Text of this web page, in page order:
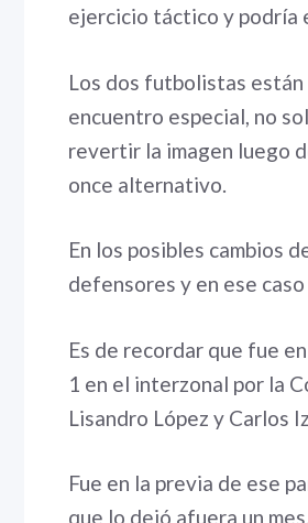
ejercicio táctico y podría
Los dos futbolistas están
encuentro especial, no
revertir la imagen luego
once alternativo.
En los posibles cambios
defensores y en ese
Es de recordar que fue
1 en el interzonal por la
Lisandro López y Carlos
Fue en la previa de ese
que lo dejó afuera un